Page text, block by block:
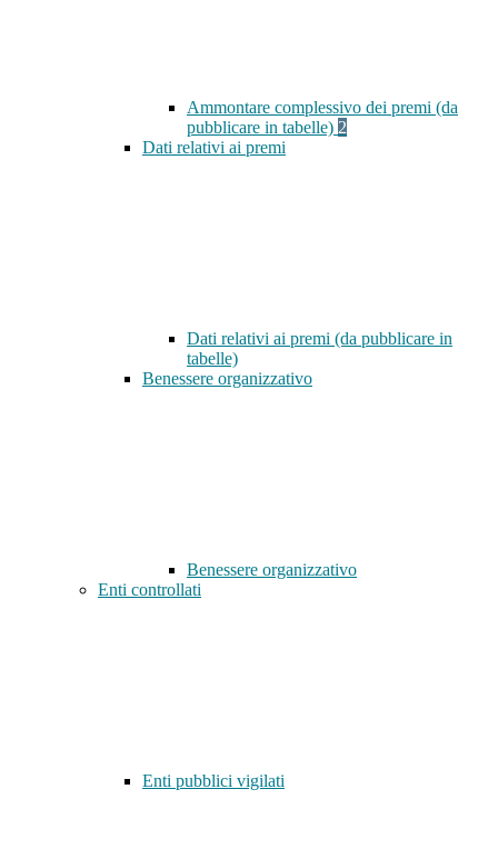
Ammontare complessivo dei premi (da
pubblicare in tabelle) 2
Dati relativi ai premi
Dati relativi ai premi (da pubblicare in
tabelle)
Benessere organizzativo
Benessere organizzativo
Enti controllati
Enti pubblici vigilati